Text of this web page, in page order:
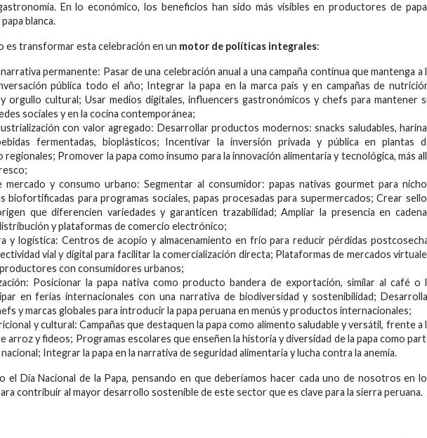
En lo económico, los beneficios han sido más visibles en productores de
blanca.
es transformar esta celebración en un motor de políticas integrales:
permanente: Pasar de una celebración anual a una campaña continua que mantenga a
pública todo el año; Integrar la papa en la marca país y en campañas de
orgullo cultural; Usar medios digitales, influencers gastronómicos y chefs para mantener
sociales y en la cocina contemporánea;
con valor agregado: Desarrollar productos modernos: snacks saludables,
fermentadas, bioplásticos; Incentivar la inversión privada y pública en plantas
Promover la papa como insumo para la innovación alimentaria y tecnológica, más
mercado y consumo urbano: Segmentar al consumidor: papas nativas gourmet para
biofortificadas para programas sociales, papas procesadas para supermercados; Crear
que diferencien variedades y garanticen trazabilidad; Ampliar la presencia en
y plataformas de comercio electrónico;
y logística: Centros de acopio y almacenamiento en frío para reducir pérdidas
vial y digital para facilitar la comercialización directa; Plataformas de mercados
con consumidores urbanos;
Posicionar la papa nativa como producto bandera de exportación, similar al café o
en ferias internacionales con una narrativa de biodiversidad y sostenibilidad;
y marcas globales para introducir la papa peruana en menús y productos internacionales;
y cultural: Campañas que destaquen la papa como alimento saludable y versátil, frente a
arroz y fideos; Programas escolares que enseñen la historia y diversidad de la papa como
Integrar la papa en la narrativa de seguridad alimentaria y lucha contra la anemia.
el Día Nacional de la Papa, pensando en que deberíamos hacer cada uno de nosotros en
contribuir al mayor desarrollo sostenible de este sector que es clave para la sierra peruana.